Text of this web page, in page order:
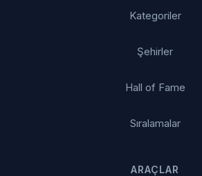
Kategoriler
Şehirler
Hall of Fame
Sıralamalar
ARAÇLAR